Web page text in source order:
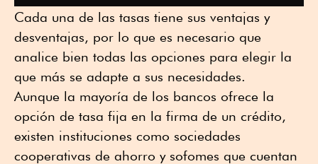
Cada una de las tasas tiene sus ventajas y
desventajas, por lo que es necesario que
analice bien todas las opciones para elegir la
que más se adapte a sus necesidades.
Aunque la mayoría de los bancos ofrece la
opción de tasa fija en la firma de un crédito,
existen instituciones como sociedades
cooperativas de ahorro y sofomes que cuentan